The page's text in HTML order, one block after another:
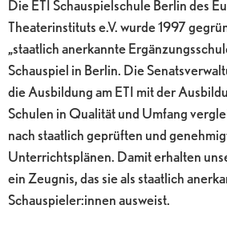
Die ETI Schauspielschule Berlin des
Theaterinstituts e.V. wurde 1997
„staatlich anerkannte
Schauspiel in Berlin. Die
die Ausbildung am ETI mit der
Schulen in Qualität und Umfang
nach staatlich geprüften und
Unterrichtsplänen. Damit erhalten
ein Zeugnis, das sie als staatlich
Schauspieler:innen ausweist.